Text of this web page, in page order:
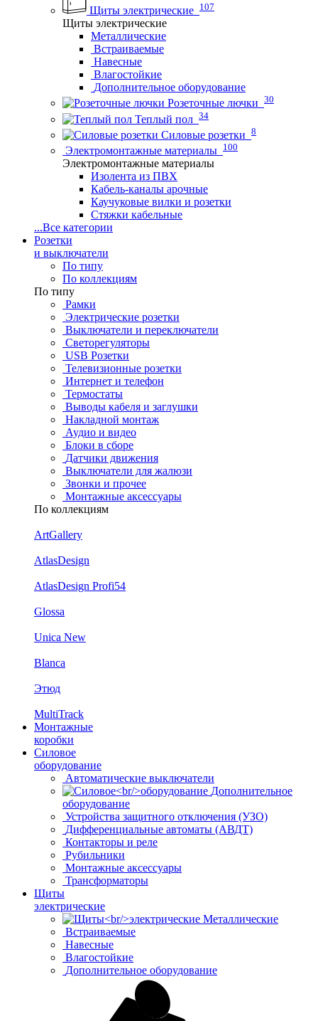
Щиты электрические 107
Щиты электрические
Металлические
Встраиваемые
Навесные
Влагостойкие
Дополнительное оборудование
Розеточные лючки 30
Теплый пол 34
Силовые розетки 8
Электромонтажные материалы 100
Электромонтажные материалы
Изолента из ПВХ
Кабель-каналы арочные
Каучуковые вилки и розетки
Стяжки кабельные
...Все категории
Розетки
и выключатели
По типу
По коллекциям
По типу
Рамки
Электрические розетки
Выключатели и переключатели
Светорегуляторы
USB Розетки
Телевизионные розетки
Интернет и телефон
Термостаты
Выводы кабеля и заглушки
Накладной монтаж
Аудио и видео
Блоки в сборе
Датчики движения
Выключатели для жалюзи
Звонки и прочее
Монтажные аксессуары
По коллекциям
ArtGallery
AtlasDesign
AtlasDesign Profi54
Glossa
Unica New
Blanca
Этюд
MultiTrack
Монтажные
коробки
Силовое
оборудование
Автоматические выключатели
Дополнительное
оборудование
Устройства защитного отключения (УЗО)
Дифференциальные автоматы (АВДТ)
Контакторы и реле
Рубильники
Монтажные аксессуары
Трансформаторы
Щиты
электрические
Металлические
Встраиваемые
Навесные
Влагостойкие
Дополнительное оборудование